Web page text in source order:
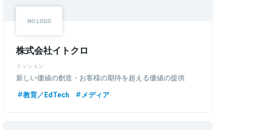
株式会社イトクロ
ミッション
新しい価値の創造・お客様の期待を超える価値の提供
教育／EdTech
メディア